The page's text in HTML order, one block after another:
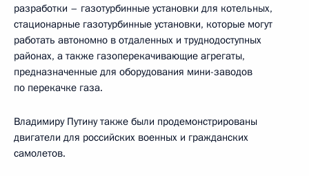
разработки – газотурбинные установки для котельных,
стационарные газотурбинные установки, которые могут
работать автономно в отдаленных и труднодоступных
районах, а также газоперекачивающие агрегаты,
предназначенные для оборудования мини-заводов
по перекачке газа.
Владимиру Путину также были продемонстрированы
двигатели для российских военных и гражданских
самолетов.